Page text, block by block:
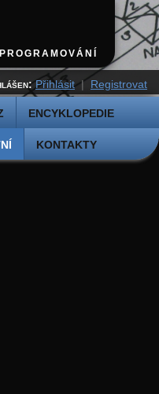
ENCYKLOPEDIE
KONTAKTY
Přihlásit | Registrovat